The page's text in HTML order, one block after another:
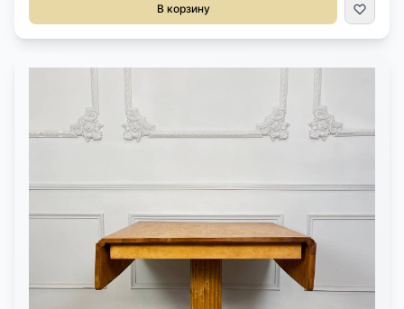
В корзину